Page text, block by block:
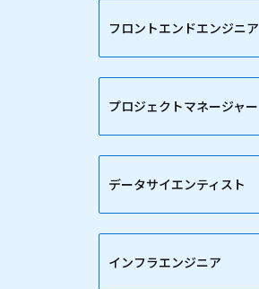
フロントエンドエンジニア
プロジェクトマネージャー
データサイエンティスト
インフラエンジニア